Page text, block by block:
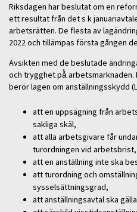
Riksdagen har beslutat om en
ett resultat från det s k
arbetsrätten. De flesta av
2022 och tillämpas första gången
Avsikten med de beslutade
och trygghet på̊
berör lagen om anställningsskydd
att en uppsägning från
sakliga skäl,
att alla arbetsgivare får
turordningen vid arbetsbrist,
att en anställning inte ska
att turordning och
sysselsättningsgrad,
att anställningsavtal ska